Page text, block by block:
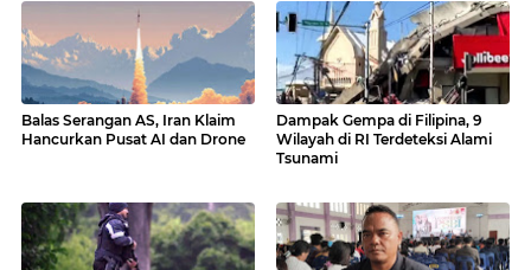
Balas Serangan AS, Iran Klaim
Hancurkan Pusat AI dan Drone
Dampak Gempa di Filipina, 9
Wilayah di RI Terdeteksi Alami
Tsunami